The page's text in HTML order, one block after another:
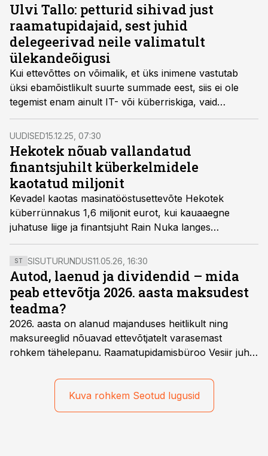
Ulvi Tallo: petturid sihivad just
raamatupidajaid, sest juhid
delegeerivad neile valimatult
ülekandeõigusi
Kui ettevõttes on võimalik, et üks inimene vastutab
üksi ebamõistlikult suurte summade eest, siis ei ole
tegemist enam ainult IT- või küberriskiga, vaid
juhtimisveaga, kirjutab raamatupidamisettevõtte Grow
Finance asutaja ja Eesti Raamatupidajate
Kogu juhatuse liige Ulvi Tallo.
UUDISED15.12.25, 07:30
Hekotek nõuab vallandatud
finantsjuhilt küberkelmidele
kaotatud miljonit
Kevadel kaotas masinatööstusettevõte Hekotek
küberrünnakus 1,6 miljonit eurot, kui kauaaegne
juhatuse liige ja finantsjuht Rain Nuka langes
petuskeemi ohvriks. Nüüd kerib kohtuvaidlus selle üle,
kelle kanda jääb kahju.
ST SISUTURUNDUS11.05.26, 16:30
Autod, laenud ja dividendid – mida
peab ettevõtja 2026. aasta maksudest
teadma?
2026. aasta on alanud majanduses heitlikult ning
maksureeglid nõuavad ettevõtjatelt varasemast
rohkem tähelepanu. Raamatupidamisbüroo Vesiir juht
mõjutavad enim auto kasutamist, laenusuhteid ja
dividendide maksustamist ning kus peituvad suurimad
riskikohad.
Kuva rohkem Seotud lugusid